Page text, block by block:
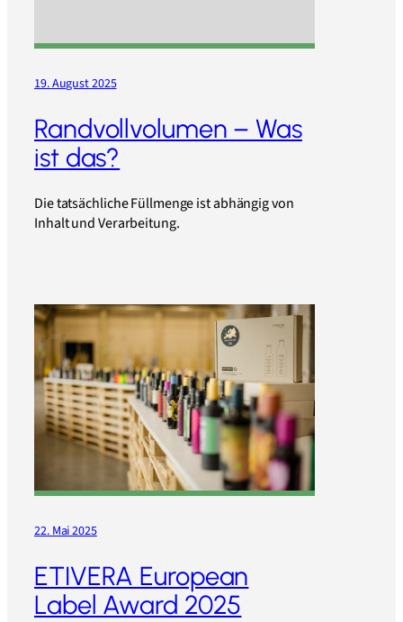
19. August 2025
Randvollvolumen – Was
ist das?
Die tatsächliche Füllmenge ist abhängig von
Inhalt und Verarbeitung.
22. Mai 2025
ETIVERA European
Label Award 2025